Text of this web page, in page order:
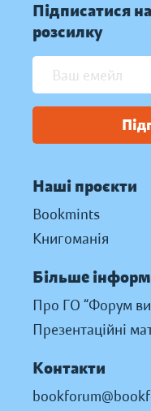
Підписатися
розсилку
Наші проєкти
Bookmints
Книгоманія
Більше
Про ГО “Форум
Презентаційні
Контакти